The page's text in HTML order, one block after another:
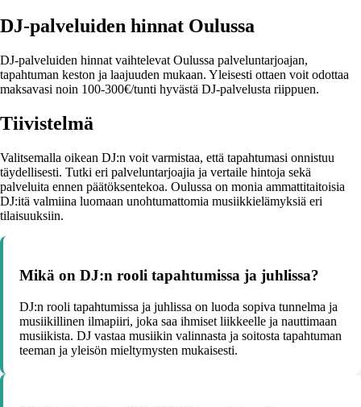
DJ-palveluiden hinnat Oulussa
DJ-palveluiden hinnat vaihtelevat Oulussa palveluntarjoajan,
tapahtuman keston ja laajuuden mukaan. Yleisesti ottaen voit odottaa
maksavasi noin 100-300€/tunti hyvästä DJ-palvelusta riippuen.
Tiivistelmä
Valitsemalla oikean DJ:n voit varmistaa, että tapahtumasi onnistuu
täydellisesti. Tutki eri palveluntarjoajia ja vertaile hintoja sekä
palveluita ennen päätöksentekoa. Oulussa on monia ammattitaitoisia
DJ:itä valmiina luomaan unohtumattomia musiikkielämyksiä eri
tilaisuuksiin.
Mikä on DJ:n rooli tapahtumissa ja juhlissa?
DJ:n rooli tapahtumissa ja juhlissa on luoda sopiva tunnelma ja
musiikillinen ilmapiiri, joka saa ihmiset liikkeelle ja nauttimaan
musiikista. DJ vastaa musiikin valinnasta ja soitosta tapahtuman
teeman ja yleisön mieltymysten mukaisesti.